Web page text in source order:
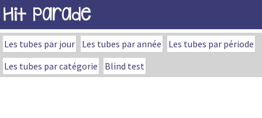
Hit Parade
Les tubes par jour Les tubes par année
Les tubes par période
Les tubes par catégorie
Blind test